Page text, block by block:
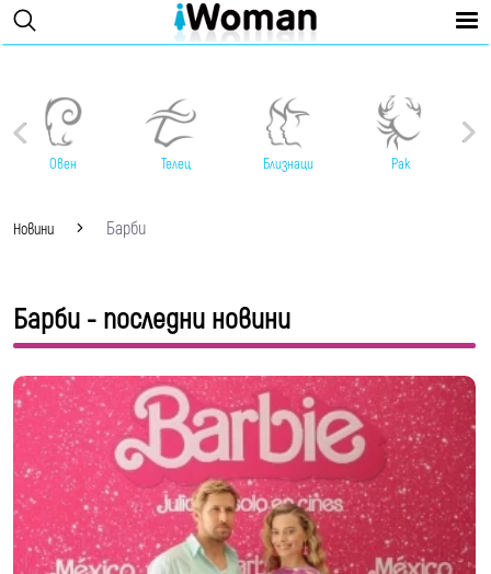
Овен Телец Близнаци Рак
Новини Барби
Барби - последни новини